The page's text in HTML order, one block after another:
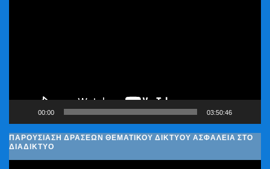
00:00 03:50:46
ΠΑΡΟΥΣΊΑΣΗ ΔΡΆΣΕΩΝ ΘΕΜΑΤΙΚΟΎ ΔΙΚΤΎΟΥ ΑΣΦΆΛΕΙΑ ΣΤΟ
ΔΙΑΔΊΚΤΥΟ